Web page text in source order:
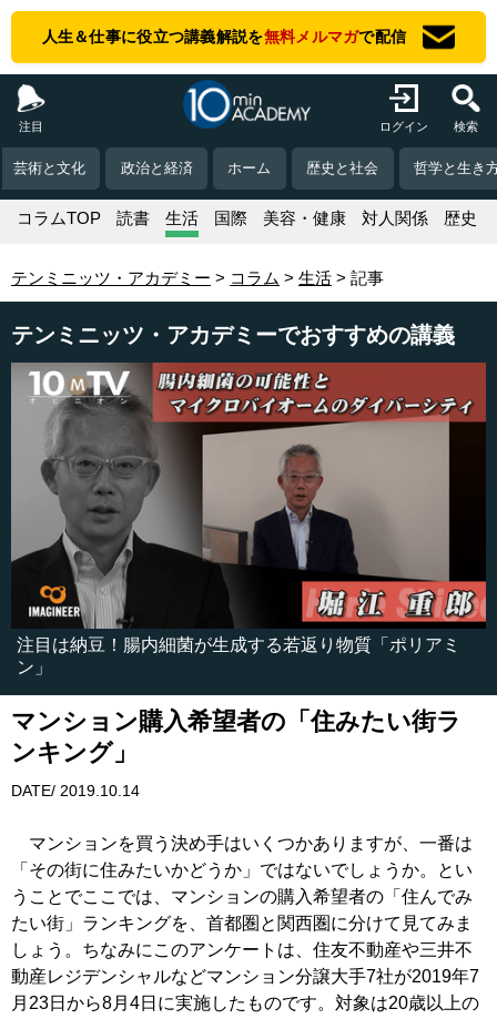
人生＆仕事に役立つ講義解説を無料メルマガで配信
注目 ログイン 検索
芸術と文化 政治と経済 ホーム 歴史と社会 哲学と生き
コラムTOP 読書 生活 国際 美容・健康 対人関係 歴史
テンミニッツ・アカデミー コラム 生活 記事
テンミニッツ・アカデミーでおすすめの講義
注目は納豆！腸内細菌が生成する若返り物質「ポリアミ
ン」
マンション購入希望者の「住みたい街ラ
ンキング」
DATE/ 2019.10.14
マンションを買う決め手はいくつかありますが、一番は
「その街に住みたいかどうか」ではないでしょうか。とい
うことでここでは、マンションの購入希望者の「住んでみ
たい街」ランキングを、首都圏と関西圏に分けて見てみま
しょう。ちなみにこのアンケートは、住友不動産や三井不
動産レジデンシャルなどマンション分譲大手7社が2019年7
月23日から8月4日に実施したものです。対象は20歳以上の